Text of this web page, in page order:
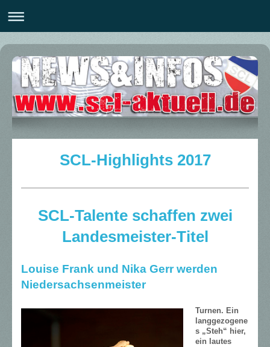
SCL-Highlights 2017
SCL-Talente schaffen zwei
Landesmeister-Titel
Louise Frank und Nika Gerr werden
Niedersachsenmeister
Turnen. Ein
langgezogene
s „Steh“ hier,
ein lautes